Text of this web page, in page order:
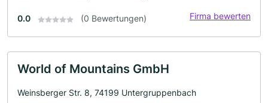
0.0 (0 Bewertungen) Firma bewerten
World of Mountains GmbH
Weinsberger Str. 8, 74199 Untergruppenbach